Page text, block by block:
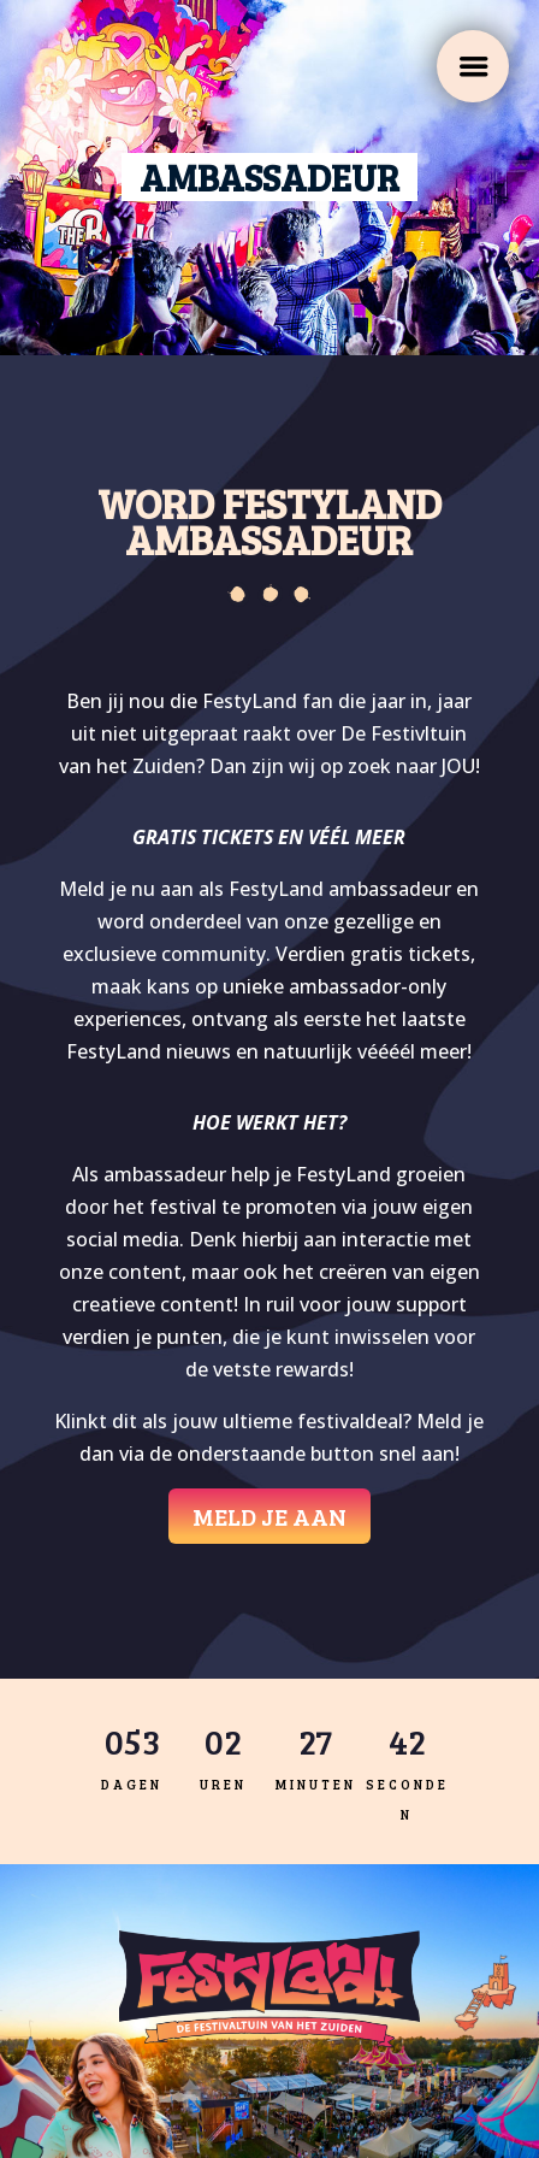
a
AMBASSADEUR
WORD FESTYLAND
AMBASSADEUR
Ben jij nou die FestyLand fan die jaar in, jaar
uit niet uitgepraat raakt over De Festivltuin
van het Zuiden? Dan zijn wij op zoek naar JOU!
GRATIS TICKETS EN VÉÉL MEER
Meld je nu aan als FestyLand ambassadeur en
word onderdeel van onze gezellige en
exclusieve community. Verdien gratis tickets,
maak kans op unieke ambassador-only
experiences, ontvang als eerste het laatste
FestyLand nieuws en natuurlijk véééél meer!
HOE WERKT HET?
Als ambassadeur help je FestyLand groeien
door het festival te promoten via jouw eigen
social media. Denk hierbij aan interactie met
onze content, maar ook het creëren van eigen
creatieve content! In ruil voor jouw support
verdien je punten, die je kunt inwisselen voor
de vetste rewards!
Klinkt dit als jouw ultieme festivaldeal? Meld je
dan via de onderstaande button snel aan!
MELD JE AAN
053
DAGEN
02
UREN
27
MINUTEN
42
SECONDE
N